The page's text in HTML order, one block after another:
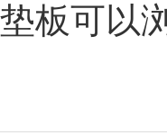
垫板可以